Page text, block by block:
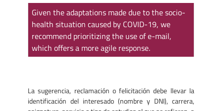
Given the adaptations made due to the socio-
health situation caused by COVID-19, we
recommend prioritizing the use of e-mail,
which offers a more agile response.
La sugerencia, reclamación o felicitación debe llevar la
identificación del interesado (nombre y DNI), carrera,